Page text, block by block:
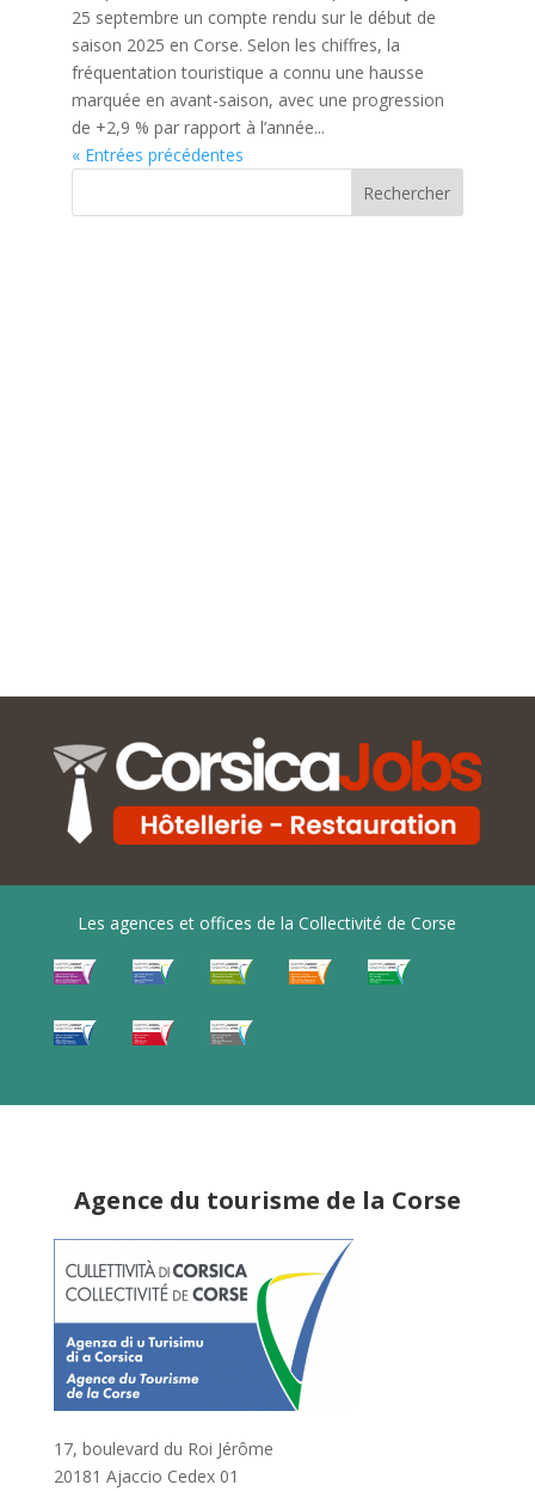
25 septembre un compte rendu sur le début de
saison 2025 en Corse. Selon les chiffres, la
fréquentation touristique a connu une hausse
marquée en avant-saison, avec une progression
de +2,9 % par rapport à l’année...
« Entrées précédentes
Rechercher
Les agences et offices de la Collectivité de Corse
Agence du tourisme de la Corse
17, boulevard du Roi Jérôme
20181 Ajaccio Cedex 01